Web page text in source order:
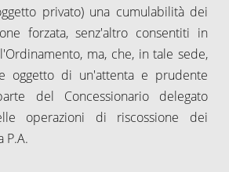
privato) una cumulabilità dei
forzata, senz'altro consentiti in
ma, che, in tale sede,
oggetto di un'attenta e prudente
del Concessionario delegato
operazioni di riscossione dei
P.A.